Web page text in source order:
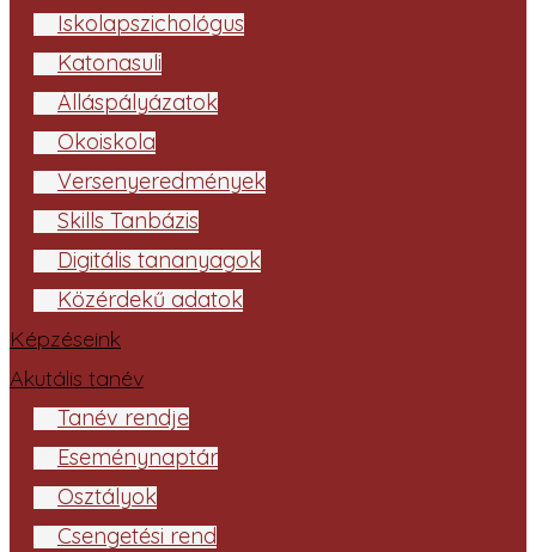
Iskolapszichológus
Katonasuli
Álláspályázatok
Ökoiskola
Versenyeredmények
Skills Tanbázis
Digitális tananyagok
Közérdekű adatok
Képzéseink
Akutális tanév
Tanév rendje
Eseménynaptár
Osztályok
Csengetési rend